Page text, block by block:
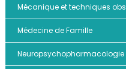
Mécanique et techniques
Médecine de Famille
Neuropsychopharmacologie